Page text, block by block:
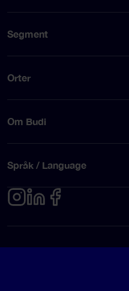
Segment
Orter
Om Budi
Språk / Language